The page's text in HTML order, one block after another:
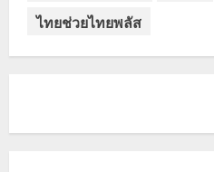
ไทยช่วยไทยพลัส